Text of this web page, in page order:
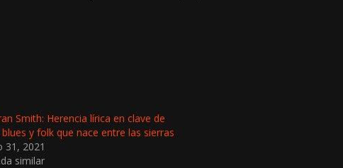
Smith: Herencia lírica en clave de
y folk que nace entre las sierras
31, 2021
similar